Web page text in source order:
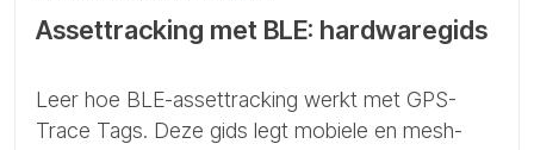
Assettracking met BLE: hardwaregids
Leer hoe BLE-assettracking werkt met GPS-
Trace Tags. Deze gids legt mobiele en mesh-